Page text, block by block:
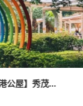
港公屋】秀茂...